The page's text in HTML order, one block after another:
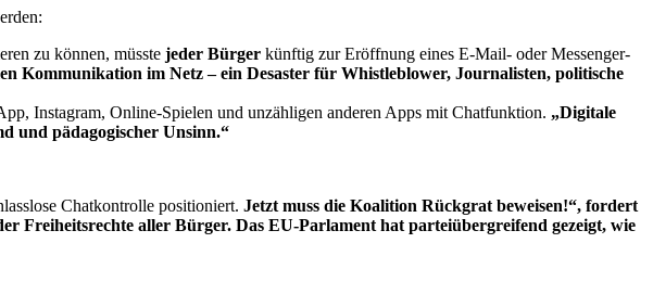
zu können, müsste jeder Bürger künftig zur Eröffnung eines E-Mail- oder Messenger-
Kommunikation im Netz – ein Desaster für Whistleblower, Journalisten, politische
Instagram, Online-Spielen und unzähligen anderen Apps mit Chatfunktion. „Digitale
und pädagogischer Unsinn.“
Chatkontrolle positioniert. Jetzt muss die Koalition Rückgrat beweisen!“, fordert
Freiheitsrechte aller Bürger. Das EU-Parlament hat parteiübergreifend gezeigt, wie